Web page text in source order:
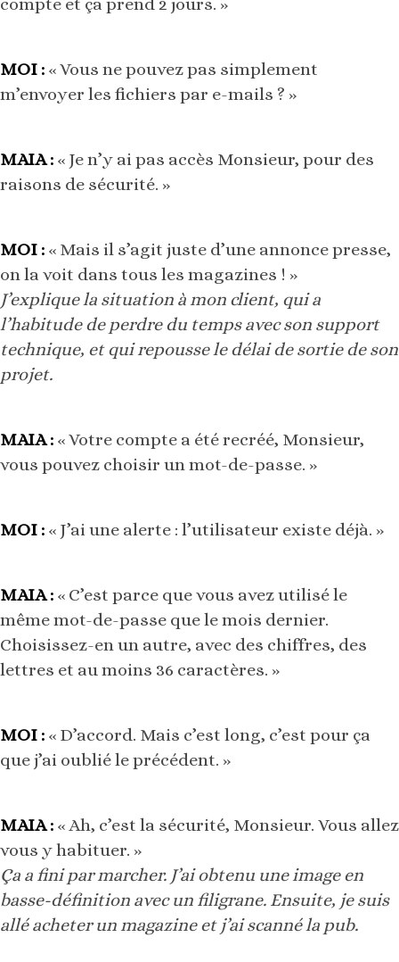
compte et ça prend 2 jours. »
MOI : « Vous ne pouvez pas simplement
m’envoyer les fichiers par e-mails ? »
MAIA : « Je n’y ai pas accès Monsieur, pour des
raisons de sécurité. »
MOI : « Mais il s’agit juste d’une annonce presse,
on la voit dans tous les magazines ! »
J’explique la situation à mon client, qui a
l’habitude de perdre du temps avec son support
technique, et qui repousse le délai de sortie de son
projet.
MAIA : « Votre compte a été recréé, Monsieur,
vous pouvez choisir un mot-de-passe. »
MOI : « J’ai une alerte : l’utilisateur existe déjà. »
MAIA : « C’est parce que vous avez utilisé le
même mot-de-passe que le mois dernier.
Choisissez-en un autre, avec des chiffres, des
lettres et au moins 36 caractères. »
MOI : « D’accord. Mais c’est long, c’est pour ça
que j’ai oublié le précédent. »
MAIA : « Ah, c’est la sécurité, Monsieur. Vous allez
vous y habituer. »
Ça a fini par marcher. J’ai obtenu une image en
basse-définition avec un filigrane. Ensuite, je suis
allé acheter un magazine et j’ai scanné la pub.